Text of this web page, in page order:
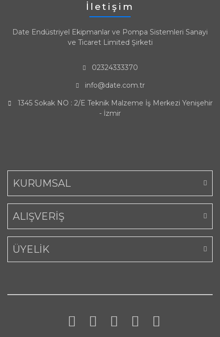
İletişim
Date Endüstriyel Ekipmanlar ve Pompa Sistemleri Sanayi
ve Ticaret Limited Şirketi
02324333370
info@date.com.tr
1345 Sokak NO : 2/E Teknik Malzeme İş Merkezi Yenişehir
- İzmir
KURUMSAL
ALIŞVERİŞ
ÜYELİK